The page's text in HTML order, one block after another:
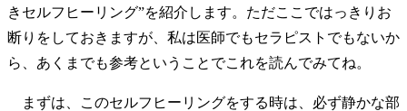
きセルフヒーリング”を紹介します。ただここではっきりお
断りをしておきますが、私は医師でもセラピストでもないか
ら、あくまでも参考ということでこれを読んでみてね。
まずは、このセルフヒーリングをする時は、必ず静かな部